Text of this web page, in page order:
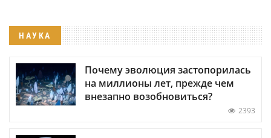
НАУКА
Почему эволюция застопорилась
на миллионы лет, прежде чем
внезапно возобновиться?
2393